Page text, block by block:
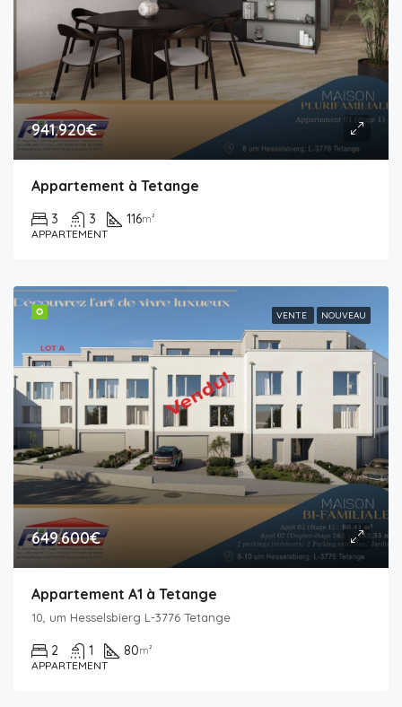
941.920€
Appartement à Tetange
3 3 116m²
APPARTEMENT
✪ VENTE NOUVEAU
649.600€
Appartement A1 à Tetange
10, um Hesselsbierg L-3776 Tetange
2 1 80m²
APPARTEMENT